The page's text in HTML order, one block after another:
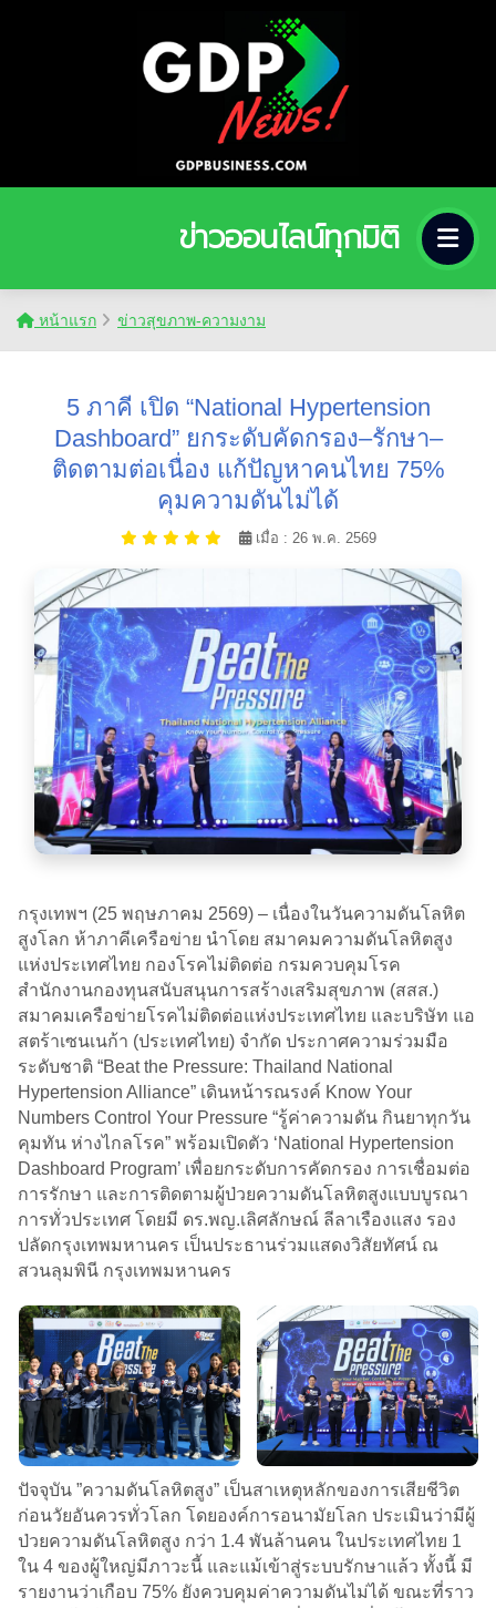
ข่าวออนไลน์ทุกมิติ
หน้าแรก ข่าวสุขภาพ-ความงาม
5 ภาคี เปิด “National Hypertension
Dashboard” ยกระดับคัดกรอง–รักษา–
ติดตามต่อเนื่อง แก้ปัญหาคนไทย 75%
คุมความดันไม่ได้
เมื่อ : 26 พ.ค. 2569
กรุงเทพฯ (25 พฤษภาคม 2569) – เนื่องในวันความดันโลหิต
สูงโลก ห้าภาคีเครือข่าย นำโดย สมาคมความดันโลหิตสูง
แห่งประเทศไทย กองโรคไม่ติดต่อ กรมควบคุมโรค
สำนักงานกองทุนสนับสนุนการสร้างเสริมสุขภาพ (สสส.)
สมาคมเครือข่ายโรคไม่ติดต่อแห่งประเทศไทย และบริษัท แอ
สตร้าเซนเนก้า (ประเทศไทย) จำกัด ประกาศความร่วมมือ
ระดับชาติ “Beat the Pressure: Thailand National
Hypertension Alliance” เดินหน้ารณรงค์ Know Your
Numbers Control Your Pressure “รู้ค่าความดัน กินยาทุกวัน
คุมทัน ห่างไกลโรค” พร้อมเปิดตัว ‘National Hypertension
Dashboard Program’ เพื่อยกระดับการคัดกรอง การเชื่อมต่อ
การรักษา และการติดตามผู้ป่วยความดันโลหิตสูงแบบบูรณา
การทั่วประเทศ โดยมี ดร.พญ.เลิศลักษณ์ ลีลาเรืองแสง รอง
ปลัดกรุงเทพมหานคร เป็นประธานร่วมแสดงวิสัยทัศน์ ณ
สวนลุมพินี กรุงเทพมหานคร
ปัจจุบัน ”ความดันโลหิตสูง” เป็นสาเหตุหลักของการเสียชีวิต
ก่อนวัยอันควรทั่วโลก โดยองค์การอนามัยโลก ประเมินว่ามีผู้
ป่วยความดันโลหิตสูง กว่า 1.4 พันล้านคน ในประเทศไทย 1
ใน 4 ของผู้ใหญ่มีภาวะนี้ และแม้เข้าสู่ระบบรักษาแล้ว ทั้งนี้ มี
รายงานว่าเกือบ 75% ยังควบคุมค่าความดันไม่ได้ ขณะที่ราว